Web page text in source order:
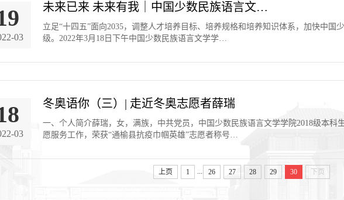
03
未来已来 未来有我｜中国少数民族语言文…
立足“十四五”面向2035，调整人才培养目标、培养规格和培养知识体系，加快中国
级。2022年3月18日下午中国少数民族语言文学学…
03
冬奥语你（三）| 走近冬奥志愿者薛瑞
一、个人简介薛瑞，女，满族，中共党员，中国少数民族语言文学学院2018级本科
愿服务工作，荣获“通榆县抗疫巾帼英雄”志愿者称号…
上页 1 ... 26 27 28 29 30 下页